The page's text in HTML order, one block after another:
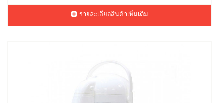
รายละเอียดสินค้าเพิ่มเติม